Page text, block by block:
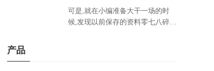
可是,就在小编准备大干一场的时
候,发现以前保存的资料零七八碎,
产品